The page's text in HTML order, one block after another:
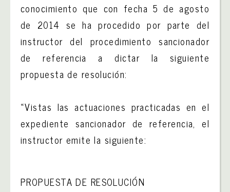
conocimiento que con fecha 5 de agosto
de 2014 se ha procedido por parte del
instructor del procedimiento sancionador
de referencia a dictar la siguiente
propuesta de resolución:
«Vistas las actuaciones practicadas en el
expediente sancionador de referencia, el
instructor emite la siguiente:
PROPUESTA DE RESOLUCIÓN